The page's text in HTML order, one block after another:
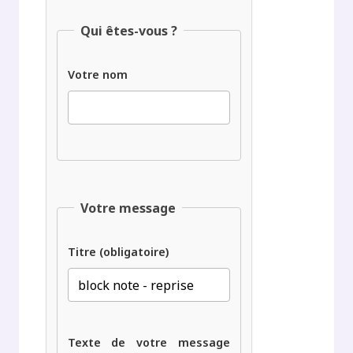
Qui êtes-vous ?
Votre nom
Votre message
Titre (obligatoire)
Texte de votre message